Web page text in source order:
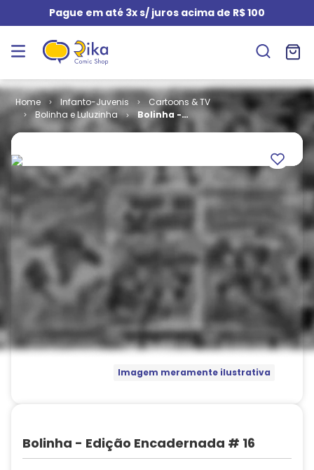
Pague em até 3x s/ juros acima de R$ 100
Infanto-Juvenis
Cartoons & TV
Bolinha e Luluzinha
Bolinha -
Edição
Imagem meramente ilustrativa
Bolinha - Edição Encadernada # 16